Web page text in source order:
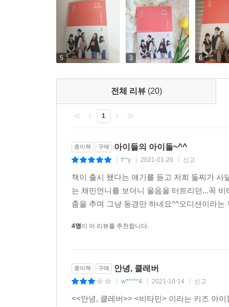
과정을 거쳐야 하는지 지침이 되며 실수해도 괜찮
5 3 6
전체 리뷰 (20)
1
종이책 구매 아이들의 아이돌~^^
f**y 2021-01-20 신고
책이 출시 됐다는 얘기를 듣고 저희 둘찌가
는 채민언니를 보더니 울음을 터트리던...꼭
춤을 추며 그냥 동경만 하네요^^오디션이라
4명이 이 리뷰를 추천합니다.
종이책 구매 안녕, 클레버
w*****4 2021-10-14 신고
<<안녕, 클레버>> <비타민> 이라는 키즈 아